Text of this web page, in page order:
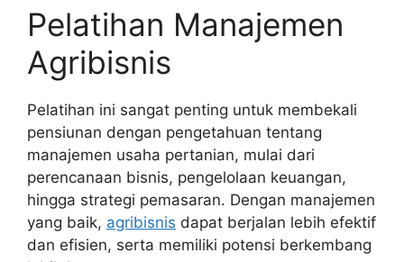
Pelatihan Manajemen
Agribisnis
Pelatihan ini sangat penting untuk membekali
pensiunan dengan pengetahuan tentang
manajemen usaha pertanian, mulai dari
perencanaan bisnis, pengelolaan keuangan,
hingga strategi pemasaran. Dengan manajemen
yang baik, agribisnis dapat berjalan lebih efektif
dan efisien, serta memiliki potensi berkembang